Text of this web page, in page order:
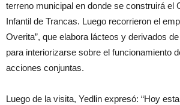
terreno municipal en donde se construirá el
Infantil de Trancas. Luego recorrieron el
Overita”, que elabora lácteos y derivados
para interiorizarse sobre el funcionamiento
acciones conjuntas.
Luego de la visita, Yedlin expresó: “Hoy